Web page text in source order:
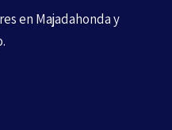
en Majadahonda y